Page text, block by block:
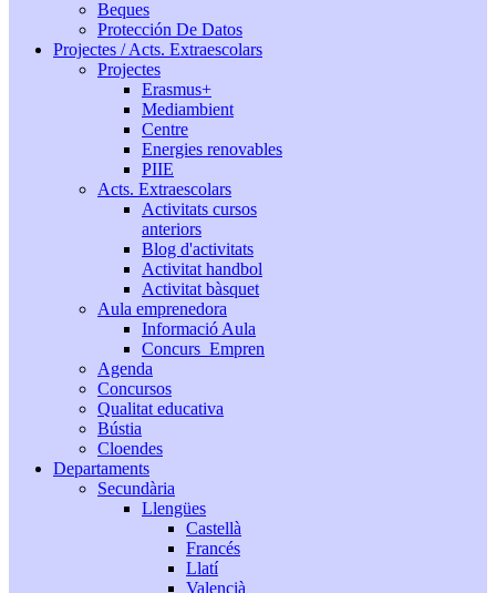
Beques
Protección De Datos
Projectes / Acts. Extraescolars
Projectes
Erasmus+
Mediambient
Centre
Energies renovables
PIIE
Acts. Extraescolars
Activitats cursos
anteriors
Blog d'activitats
Activitat handbol
Activitat bàsquet
Aula emprenedora
Informació Aula
Concurs_Empren
Agenda
Concursos
Qualitat educativa
Bústia
Cloendes
Departaments
Secundària
Llengües
Castellà
Francés
Llatí
Valencià